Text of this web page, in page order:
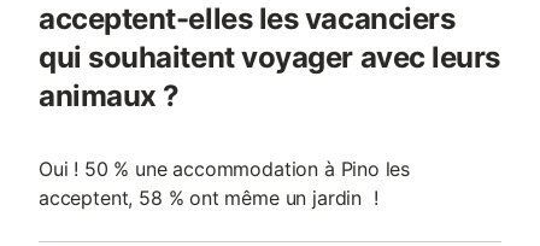
acceptent-elles les vacanciers
qui souhaitent voyager avec leurs
animaux ?
Oui ! 50 % une accommodation à Pino les
acceptent, 58 % ont même un jardin !